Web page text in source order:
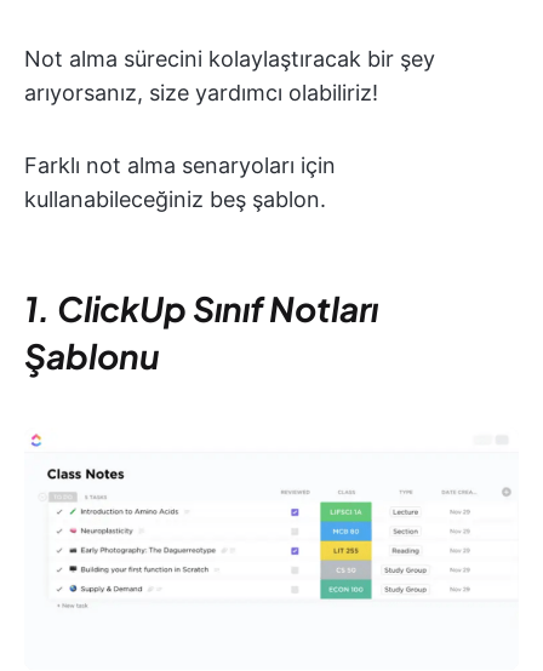
Not alma sürecini kolaylaştıracak bir şey
arıyorsanız, size yardımcı olabiliriz!
Farklı not alma senaryoları için
kullanabileceğiniz beş şablon.
1. ClickUp Sınıf Notları
Şablonu